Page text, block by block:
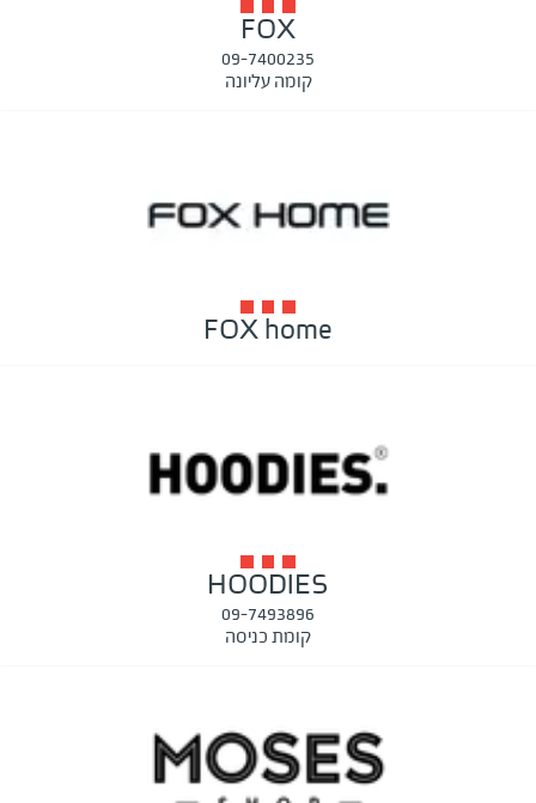
FOX
09-7400235
קומה עליונה
FOX home
HOODIES
09-7493896
קומת כניסה